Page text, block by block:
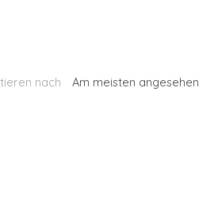
nach Am meisten angesehen